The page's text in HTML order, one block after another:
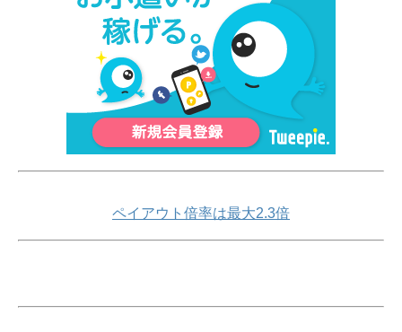
ペイアウト倍率は最大2.3倍